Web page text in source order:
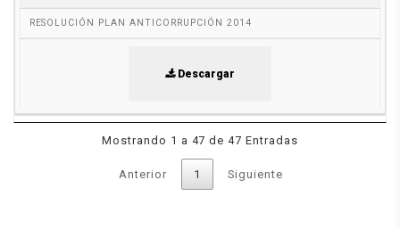
RESOLUCIÓN PLAN ANTICORRUPCIÓN 2014
Descargar
Mostrando 1 a 47 de 47 Entradas
Anterior 1 Siguiente